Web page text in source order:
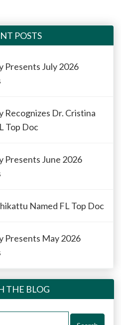
POSTS
Presents July 2026
Recognizes Dr. Cristina
Top Doc
Presents June 2026
Named FL Top Doc
Presents May 2026
THE BLOG